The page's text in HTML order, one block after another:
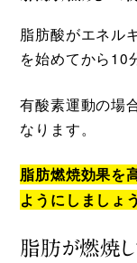
脂肪酸がエネル
を始めてから10
有酸素運動の場
なります。
脂肪燃焼効果を
ようにしましょう
脂肪が燃焼し